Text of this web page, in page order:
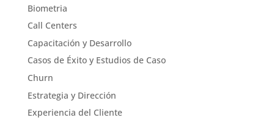
Biometria
Call Centers
Capacitación y Desarrollo
Casos de Éxito y Estudios de Caso
Churn
Estrategia y Dirección
Experiencia del Cliente